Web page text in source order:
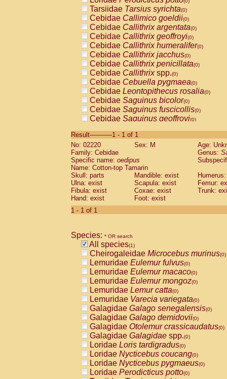
Tarsiidae Tarsius syrichta(0)
Cebidae Callimico goeldii(0)
Cebidae Callithrix argentata(0)
Cebidae Callithrix geoffroyi(0)
Cebidae Callithrix humeralifer(0)
Cebidae Callithrix jacchus(0)
Cebidae Callithrix penicillata(0)
Cebidae Callithrixspp.(0)
Cebidae Cebuella pygmaea(0)
Cebidae Leontopithecus rosalia(0)
Cebidae Saguinus bicolor(0)
Cebidae Saguinus fuscicollis(0)
Cebidae Saguinus geoffroyi(0)
CebidaeSaguinus labiatus(0)
Cebidae Saguinus leucopus (0)
Cebidae
CebidaeSaguinus mystax
Cebidae Saguinus nigricollis (0)
Cebidae Saguinus oedipus
Cebidae Saguinus weddelli
Cebidae Saguinusspp.
Cebidae
CebidaeCebus capucinus
CebidaeCebus nigrivittatus
CebidaeCebus spp.(0)
CebidaeSaimiri boliviensis(0)
CebidaeSaimiri sciureus(0)
AtelidaeAlouatta caraya(0)
AtelidaeAlouatta fusca(0)
AtelidaeAlouatta seniculus(0)
AtelidaeAlouattaspp.(0)
AtelidaeAteles belzebuth(0)
AtelidaeAteles geoffroyi(0)
AtelidaeAteles paniscus(0)
AtelidaeAtelesspp.(0)
AtelidaeLagothrix lagothricha(0)
AtelidaeLagothrix lagothricha cana
PitheciidaeCacajao calvus
Result-----------1 - 1 of 1
No: 02220
Sex: M
Age:
Family: Cebidae
Genus:
Specific name: oedipus
Name: Cotton-top Tamarin
Skull: parts
Mandible: exist
Ulna: exist
Scapula: exist
Femur:
Fibula: exist
Coxae: exist
Trunk:
Hand: exist
Foot: exist
1 - 1 of 1
Species: * OR search
All species(1)
Cheirogaleidae Microcebus murinus(0)
Lemuridae Eulemur fulvus(0)
Lemuridae Eulemur macaco(0)
Lemuridae Eulemur mongoz(0)
Lemuridae Lemur catta(0)
Lemuridae Varecia variegata(0)
Galagidae Galago senegalensis(0)
Galagidae Galago demidovii(0)
Galagidae Otolemur crassicaudatus(0)
Galagidae Galagidae spp.(0)
Loridae Loris tardigradus(0)
Loridae Nycticebus coucang(0)
Loridae Nycticebus pygmaeus(0)
Loridae Perodicticus potto(0)